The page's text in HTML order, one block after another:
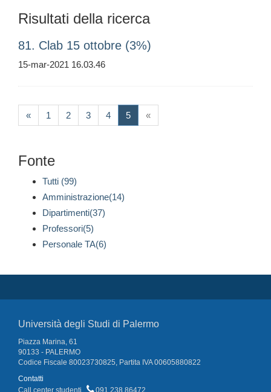
Risultati della ricerca
81. Clab 15 ottobre (3%)
15-mar-2021 16.03.46
« 1 2 3 4 5(current)
«
Fonte
Tutti (99)
Amministrazione(14)
Dipartimenti(37)
Professori(5)
Personale TA(6)
Università degli Studi di Palermo
Piazza Marina, 61
90133 - PALERMO
Codice Fiscale 80023730825, Partita IVA 00605880822
Contatti